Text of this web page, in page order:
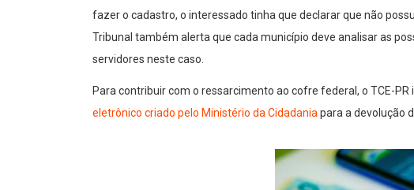
fazer o cadastro, o interessado tinha que declarar que não
Tribunal também alerta que cada município deve analisar as
servidores neste caso.
Para contribuir com o ressarcimento ao cofre federal, o TCE-
eletrônico criado pelo Ministério da Cidadania para a devolução